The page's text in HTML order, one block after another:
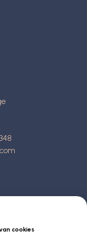
cookies